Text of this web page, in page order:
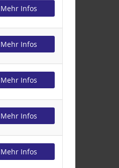
Mehr Infos
Mehr Infos
Mehr Infos
Mehr Infos
Mehr Infos